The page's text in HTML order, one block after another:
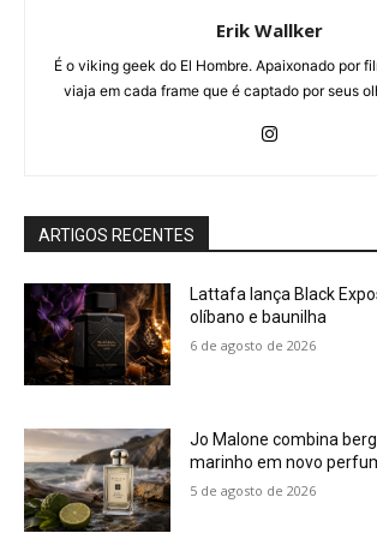
Erik Wallker
É o viking geek do El Hombre. Apaixonado por
viaja em cada frame que é captado por seus
ARTIGOS RECENTES
Lattafa lança Black
olíbano e baunilha
6 de agosto de 2026
Jo Malone combina
marinho em novo
5 de agosto de 2026